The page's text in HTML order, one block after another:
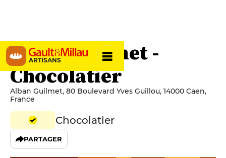
ARTISANS
Alban Guilmet -
Chocolatier
Alban Guilmet, 80 Boulevard Yves Guillou, 14000 Caen,
France
Chocolatier
PARTAGER